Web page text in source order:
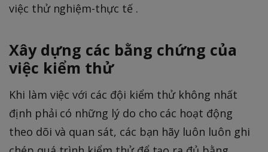
việc thử nghiệm-thực tế .
Xây dựng các bằng chứng của
việc kiểm thử
Khi làm việc với các đội kiểm thử không nhất
định phải có những lý do cho các hoạt động
theo dõi và quan sát, các bạn hãy luôn luôn ghi